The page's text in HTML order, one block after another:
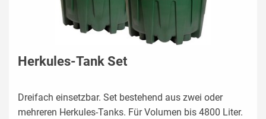
Herkules-Tank Set
Dreifach einsetzbar. Set bestehend aus zwei oder
mehreren Herkules-Tanks. Für Volumen bis 4800 Liter.